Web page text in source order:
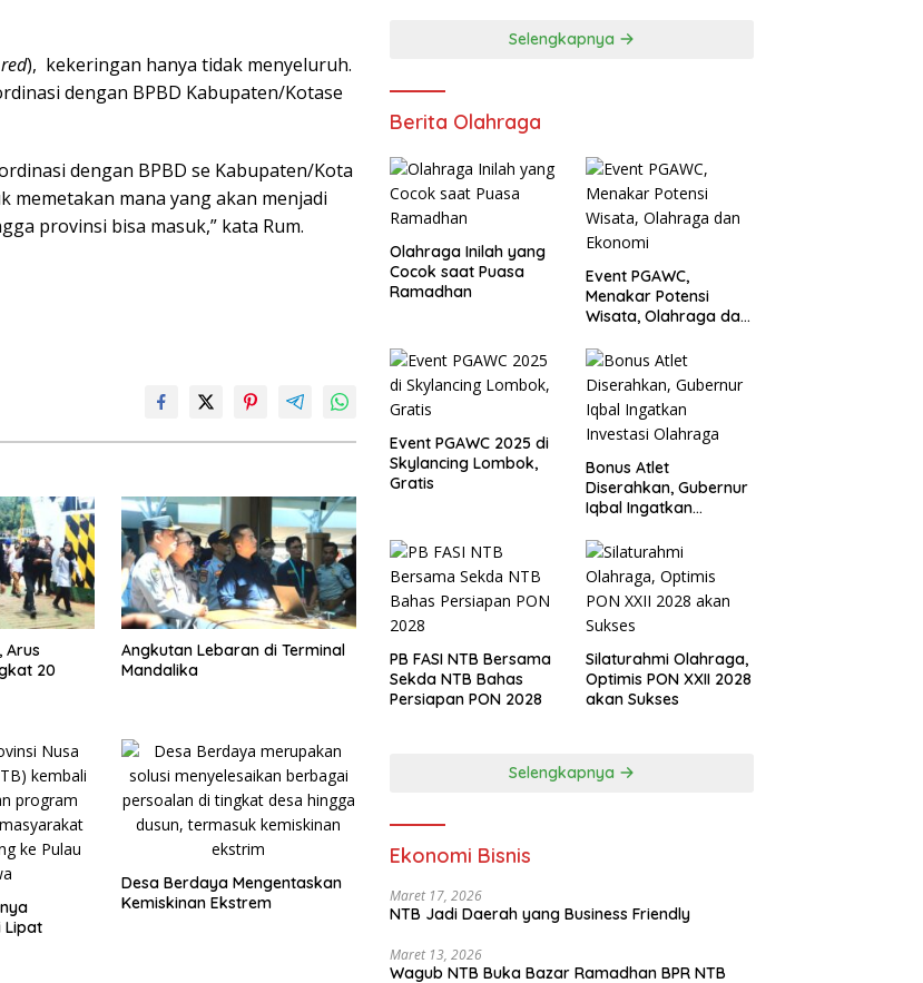
red), kekeringan hanya tidak menyeluruh.
dengan BPBD Kabupaten/Kotase
dengan BPBD se Kabupaten/Kota
memetakan mana yang akan menjadi
provinsi bisa masuk,” kata Rum.
Arus
20
Angkutan Lebaran di Terminal
Mandalika
Lipat
Desa Berdaya Mengentaskan
Kemiskinan Ekstrem
Selengkapnya
Berita Olahraga
Olahraga Inilah yang
Cocok saat Puasa
Ramadhan
Event PGAWC,
Menakar Potensi
Wisata, Olahraga dan
Event PGAWC 2025 di
Skylancing Lombok,
Gratis
Bonus Atlet
Diserahkan, Gubernur
Iqbal Ingatkan
PB FASI NTB Bersama
Sekda NTB Bahas
Persiapan PON 2028
Silaturahmi Olahraga,
Optimis PON XXII 2028
akan Sukses
Selengkapnya
Ekonomi Bisnis
Maret 17, 2026
NTB Jadi Daerah yang Business Friendly
Maret 13, 2026
Wagub NTB Buka Bazar Ramadhan BPR NTB